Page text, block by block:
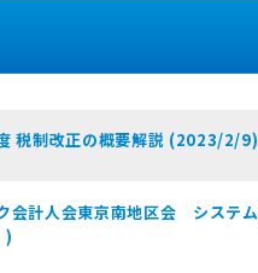
税制改正の概要解説 (2023/2/9)
会計人会東京南地区会 システ
)